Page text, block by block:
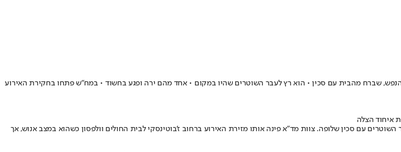
איחוד הצלה
השוטרים עם סכין שלופה. צוות מד"א פינה אותו מזירת האירוע ברחוב ז'בוטינסקי לבית החולים וולפסון כשהוא במצב אנוש, אך